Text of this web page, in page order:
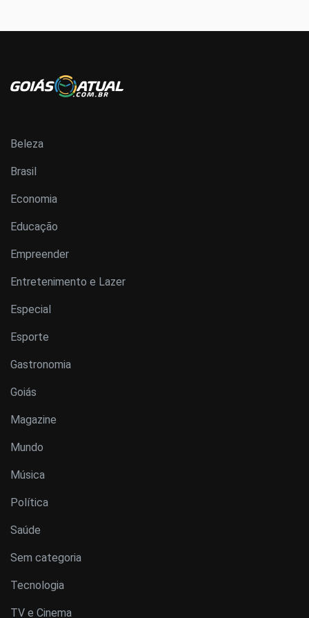
Beleza
Brasil
Economia
Educação
Empreender
Entretenimento e Lazer
Especial
Esporte
Gastronomia
Goiás
Magazine
Mundo
Música
Política
Saúde
Sem categoria
Tecnologia
TV e Cinema